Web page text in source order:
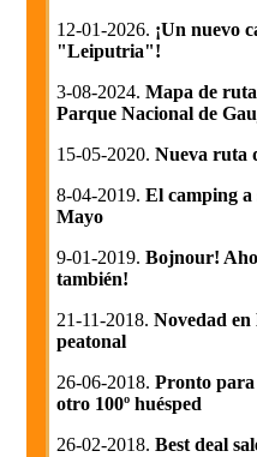
12-01-2026. ¡Un nuevo
"Leiputria"!
3-08-2024. Mapa de
Parque Nacional de
15-05-2020. Nueva ruta
8-04-2019. El camping a
Mayo
9-01-2019. Bojnour!
también!
21-11-2018. Novedad
peatonal
26-06-2018. Pronto
otro 100º huésped
26-02-2018. Best deal